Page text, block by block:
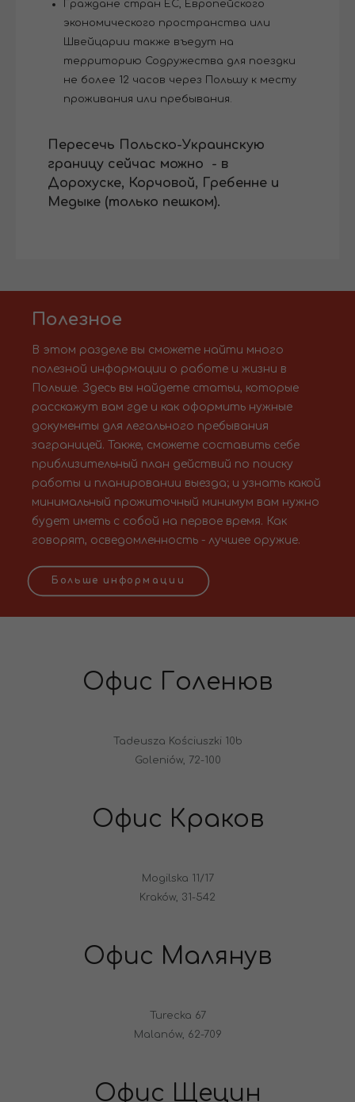
Граждане стран ЕС, Европейского
экономического пространства или
Швейцарии также въедут на
территорию Содружества для поездки
не более 12 часов через Польшу к месту
проживания или пребывания.
Пересечь Польско-Украинскую
границу сейчас можно - в
Дорохуске, Корчовой, Гребенне и
Медыке (только пешком).
Полезное
В этом разделе вы сможете найти много
полезной информации о работе и жизни в
Польше. Здесь вы найдете статьи, которые
расскажут вам где и как оформить нужные
документы для легального пребывания
заграницей. Также, сможете составить себе
приблизительный план действий по поиску
работы и планировании выезда; и узнать какой
минимальный прожиточный минимум вам нужно
будет иметь с собой на первое время. Как
говорят, осведомленность - лучшее оружие.
Больше информации
Офис Голенюв
Tadeusza Kościuszki 10b
Goleniów, 72-100
Офис Краков
Mogilska 11/17
Kraków, 31-542
Офис Малянув
Turecka 67
Malanów, 62-709
Офис Щецин